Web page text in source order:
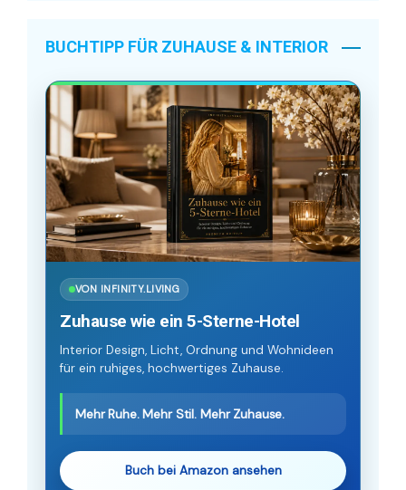
BUCHTIPP FÜR ZUHAUSE & INTERIOR
VON INFINITY.LIVING
Zuhause wie ein 5-Sterne-Hotel
Interior Design, Licht, Ordnung und Wohnideen
für ein ruhiges, hochwertiges Zuhause.
Mehr Ruhe. Mehr Stil. Mehr Zuhause.
Buch bei Amazon ansehen